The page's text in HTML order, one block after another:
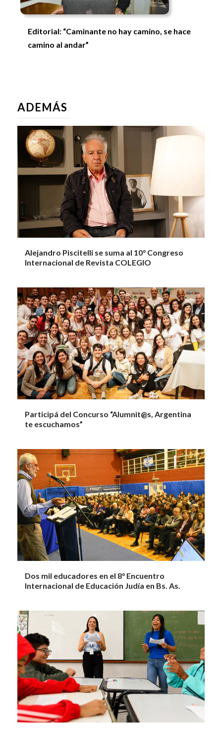
Editorial: “Caminante no hay camino, se hace
camino al andar”
ADEMÁS
Alejandro Piscitelli se suma al 10° Congreso
Internacional de Revista COLEGIO
Participá del Concurso “Alumnit@s, Argentina
te escuchamos”
Dos mil educadores en el 8° Encuentro
Internacional de Educación Judía en Bs. As.